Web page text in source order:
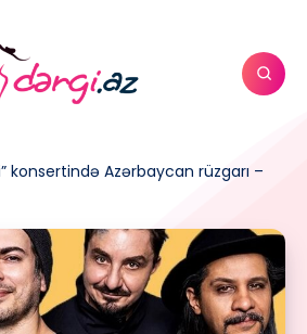
konsertində Azərbaycan rüzgarı –